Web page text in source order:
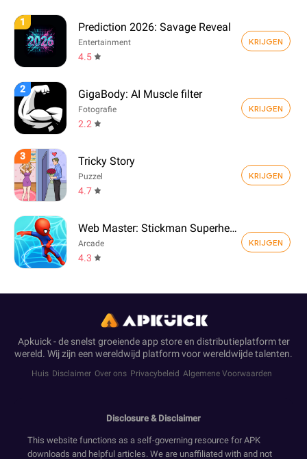
1 Prediction 2026: Savage Reveal
Entertainment
4.5
KRIJGEN
2 GigaBody: AI Muscle filter
Fotografie
2.2
KRIJGEN
3 Tricky Story
Puzzel
4.7
KRIJGEN
Web Master: Stickman Superhero
Arcade
4.3
KRIJGEN
Apkuick - de snelst groeiende app store en distributieplatform ter
wereld. Wij zijn een wereldwijd platform voor wereldwijde talenten.
Huis Disclaimer Over ons Privacybeleid Algemene Voorwaarden
Disclosure & Disclaimer
This website functions as a self-governing resource for APK
downloads and helpful articles. We are unaffiliated with and not